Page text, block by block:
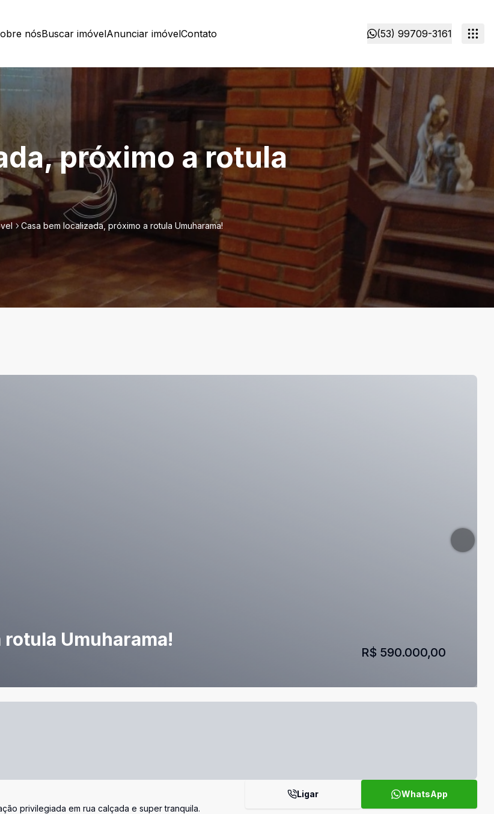
nósBuscar imóvelAnunciar imóvelContato (53) 99709-3161
próximo a rotula
Casa bem localizada, próximo a rotula Umuharama!
Umuharama!
R$ 590.000,00
privilegiada em rua calçada e super tranquila.
Ligar WhatsApp